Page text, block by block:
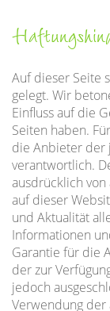
Auf dieser Seite
gelegt. Wir
Einfluss auf die
Seiten haben.
die Anbieter der
verantwortlich.
ausdrücklich
auf dieser
und Aktualität
Informationen
Garantie für die
der zur
jedoch
Verwendung